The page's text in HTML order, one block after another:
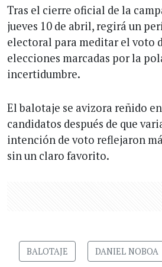
Tras el cierre oficial de la
jueves 10 de abril, regirá un
electoral para meditar el voto
elecciones marcadas por la
incertidumbre.
El balotaje se avizora reñido
candidatos después de que
intención de voto reflejaron
sin un claro favorito.
BALOTAJE DANIEL NOBOA